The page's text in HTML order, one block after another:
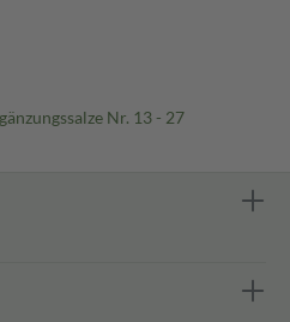
Nr. 13 - 27